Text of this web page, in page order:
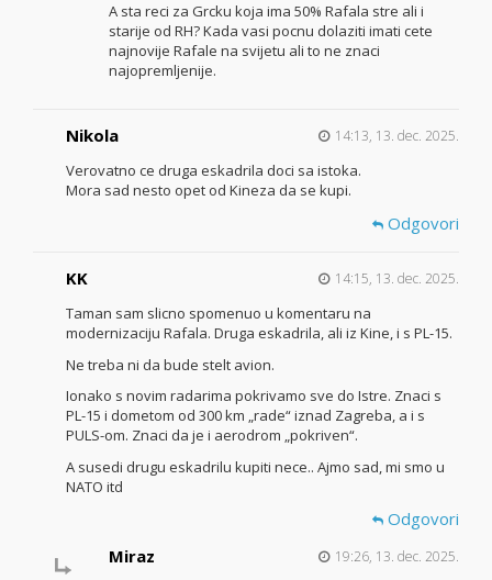
A sta reci za Grcku koja ima 50% Rafala stre ali i
starije od RH? Kada vasi pocnu dolaziti imati cete
najnovije Rafale na svijetu ali to ne znaci
najopremljenije.
Nikola 14:13, 13. dec. 2025.
Verovatno ce druga eskadrila doci sa istoka.
Mora sad nesto opet od Kineza da se kupi.
Odgovori
KK 14:15, 13. dec. 2025.
Taman sam slicno spomenuo u komentaru na
modernizaciju Rafala. Druga eskadrila, ali iz Kine, i s PL-15.
Ne treba ni da bude stelt avion.
Ionako s novim radarima pokrivamo sve do Istre. Znaci s
PL-15 i dometom od 300 km „rade“ iznad Zagreba, a i s
PULS-om. Znaci da je i aerodrom „pokriven“.
A susedi drugu eskadrilu kupiti nece.. Ajmo sad, mi smo u
NATO itd
Odgovori
Miraz
19:26, 13. dec. 2025.